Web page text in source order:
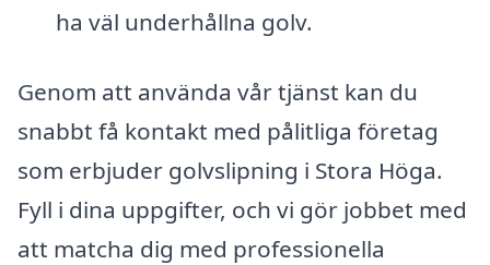
ha väl underhållna golv.
Genom att använda vår tjänst kan du
snabbt få kontakt med pålitliga företag
som erbjuder golvslipning i Stora Höga.
Fyll i dina uppgifter, och vi gör jobbet med
att matcha dig med professionella